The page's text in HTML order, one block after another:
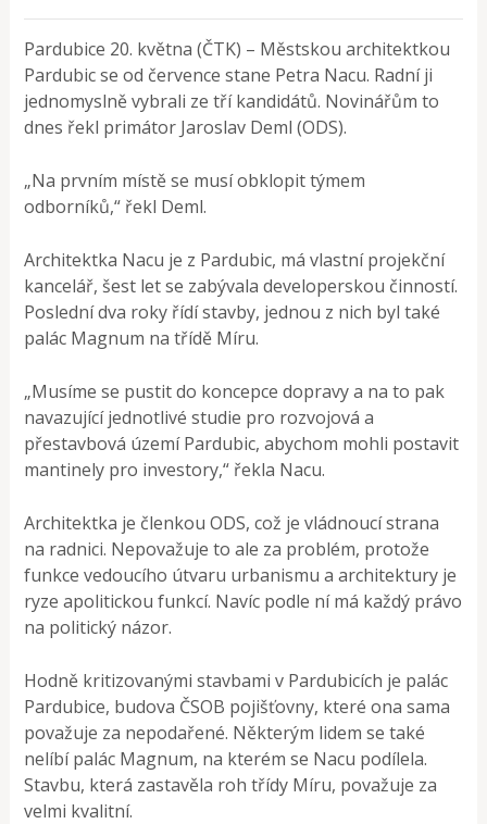
Pardubice 20. května (ČTK) – Městskou architektkou
Pardubic se od července stane Petra Nacu. Radní ji
jednomyslně vybrali ze tří kandidátů. Novinářům to
dnes řekl primátor Jaroslav Deml (ODS).
„Na prvním místě se musí obklopit týmem
odborníků,“ řekl Deml.
Architektka Nacu je z Pardubic, má vlastní projekční
kancelář, šest let se zabývala developerskou činností.
Poslední dva roky řídí stavby, jednou z nich byl také
palác Magnum na třídě Míru.
„Musíme se pustit do koncepce dopravy a na to pak
navazující jednotlivé studie pro rozvojová a
přestavbová území Pardubic, abychom mohli postavit
mantinely pro investory,“ řekla Nacu.
Architektka je členkou ODS, což je vládnoucí strana
na radnici. Nepovažuje to ale za problém, protože
funkce vedoucího útvaru urbanismu a architektury je
ryze apolitickou funkcí. Navíc podle ní má každý právo
na politický názor.
Hodně kritizovanými stavbami v Pardubicích je palác
Pardubice, budova ČSOB pojišťovny, které ona sama
považuje za nepodařené. Některým lidem se také
nelíbí palác Magnum, na kterém se Nacu podílela.
Stavbu, která zastavěla roh třídy Míru, považuje za
velmi kvalitní.